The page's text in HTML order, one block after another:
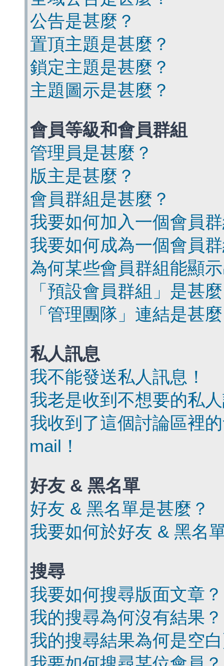
公告是甚麼？
置頂主題是甚麼？
鎖定主題是甚麼？
主題圖示是甚麼？
會員等級和會員群組
管理員是甚麼？
版主是甚麼？
會員群組是甚麼？
我要如何加入一個會員
我要如何成為一個會員
為何某些會員群組能顯
「預設會員群組」是甚
「管理團隊」連結是甚
私人訊息
我不能發送私人訊息！
我老是收到不想要的私
我收到了這個討論區裡
mail！
好友 & 黑名單
好友 & 黑名單是甚麼？
我要如何於好友 & 黑名
搜尋
我要如何搜尋版面文章？
我的搜尋為何沒有結果？
我的搜尋結果為何是空